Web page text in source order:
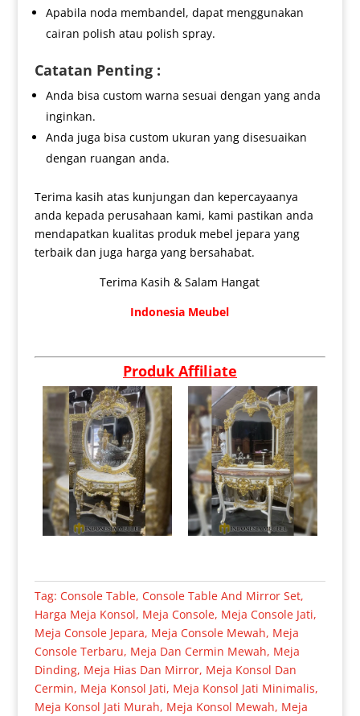
Apabila noda membandel, dapat menggunakan
cairan polish atau polish spray.
Catatan Penting :
Anda bisa custom warna sesuai dengan yang anda
inginkan.
Anda juga bisa custom ukuran yang disesuaikan
dengan ruangan anda.
Terima kasih atas kunjungan dan kepercayaanya
anda kepada perusahaan kami, kami pastikan anda
mendapatkan kualitas produk mebel jepara yang
terbaik dan juga harga yang bersahabat.
Terima Kasih & Salam Hangat
Indonesia Meubel
Produk Affiliate
Tag: Console Table, Console Table And Mirror Set,
Harga Meja Konsol, Meja Console, Meja Console Jati,
Meja Console Jepara, Meja Console Mewah, Meja
Console Terbaru, Meja Dan Cermin Mewah, Meja
Dinding, Meja Hias Dan Mirror, Meja Konsol Dan
Cermin, Meja Konsol Jati, Meja Konsol Jati Minimalis,
Meja Konsol Jati Murah, Meja Konsol Mewah, Meja